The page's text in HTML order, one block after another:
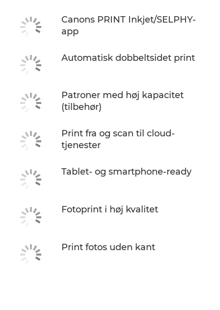
Canons PRINT Inkjet/SELPHY-
app
Automatisk dobbeltsidet print
Patroner med høj kapacitet
(tilbehør)
Print fra og scan til cloud-
tjenester
Tablet- og smartphone-ready
Fotoprint i høj kvalitet
Print fotos uden kant